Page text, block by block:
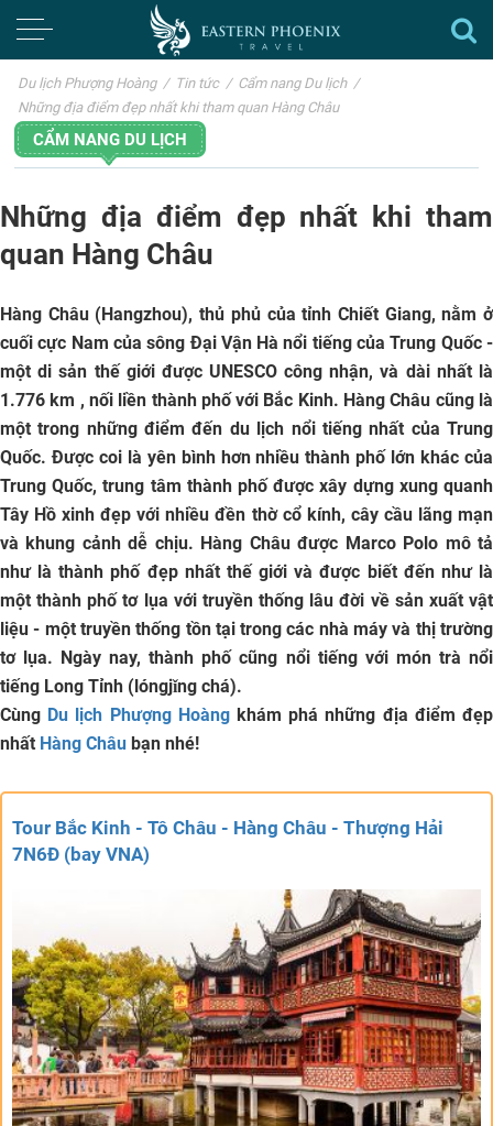
Du lịch Phượng Hoàng / Tin tức / Cẩm nang Du lịch /
Những địa điểm đẹp nhất khi tham quan Hàng Châu
CẨM NANG DU LỊCH
Những địa điểm đẹp nhất khi tham
quan Hàng Châu
Hàng Châu (Hangzhou), thủ phủ của tỉnh Chiết Giang, nằm ở
cuối cực Nam của sông Đại Vận Hà nổi tiếng của Trung Quốc -
một di sản thế giới được UNESCO công nhận, và dài nhất là
1.776 km , nối liền thành phố với Bắc Kinh. Hàng Châu cũng là
một trong những điểm đến du lịch nổi tiếng nhất của Trung
Quốc. Được coi là yên bình hơn nhiều thành phố lớn khác của
Trung Quốc, trung tâm thành phố được xây dựng xung quanh
Tây Hồ xinh đẹp với nhiều đền thờ cổ kính, cây cầu lãng mạn
và khung cảnh dễ chịu. Hàng Châu được Marco Polo mô tả
như là thành phố đẹp nhất thế giới và được biết đến như là
một thành phố tơ lụa với truyền thống lâu đời về sản xuất vật
liệu - một truyền thống tồn tại trong các nhà máy và thị trường
tơ lụa. Ngày nay, thành phố cũng nổi tiếng với món trà nổi
tiếng Long Tỉnh (lóngjǐng chá).
Cùng Du lịch Phượng Hoàngkhám phá những địa điểm đẹp
nhất Hàng Châu bạn nhé!
Tour Bắc Kinh - Tô Châu - Hàng Châu - Thượng Hải
7N6Đ (bay VNA)